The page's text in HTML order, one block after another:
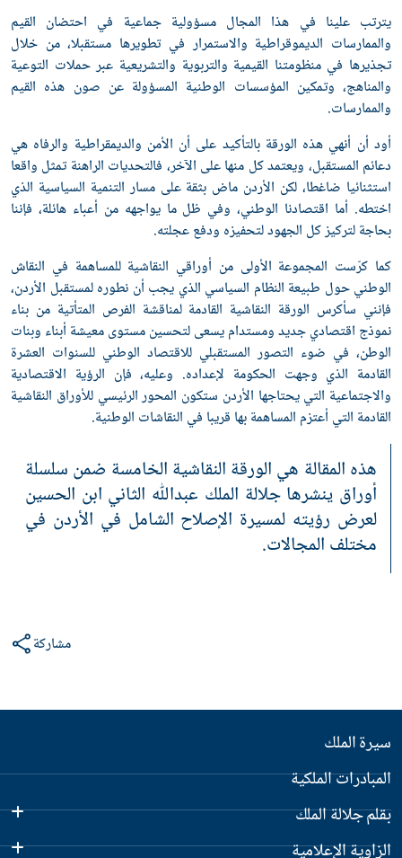
يترتب علينا في هذا المجال مسؤولية جماعية في احتضان القيم
والممارسات الديموقراطية والاستمرار في تطويرها مستقبلا، من خلال
تجذيرها في منظومتنا القيمية والتربوية والتشريعية عبر حملات التوعية
والمناهج، وتمكين المؤسسات الوطنية المسؤولة عن صون هذه القيم
والممارسات.
أود أن أنهي هذه الورقة بالتأكيد على أن الأمن والديمقراطية والرفاه هي
دعائم المستقبل، ويعتمد كل منها على الآخر، فالتحديات الراهنة تمثل واقعا
استثنائيا ضاغطا، لكن الأردن ماض بثقة على مسار التنمية السياسية الذي
اختطه. أما اقتصادنا الوطني، وفي ظل ما يواجهه من أعباء هائلة، فإننا
بحاجة لتركيز كل الجهود لتحفيزه ودفع عجلته.
كما كرّست المجموعة الأولى من أوراقي النقاشية للمساهمة في النقاش
الوطني حول طبيعة النظام السياسي الذي يجب أن نطوره لمستقبل الأردن،
فإنني سأكرس الورقة النقاشية القادمة لمناقشة الفرص المتأتية من بناء
نموذج اقتصادي جديد ومستدام يسعى لتحسين مستوى معيشة أبناء وبنات
الوطن، في ضوء التصور المستقبلي للاقتصاد الوطني للسنوات العشرة
القادمة الذي وجهت الحكومة لإعداده. وعليه، فإن الرؤية الاقتصادية
والاجتماعية التي يحتاجها الأردن ستكون المحور الرئيسي للأوراق النقاشية
القادمة التي أعتزم المساهمة بها قريبا في النقاشات الوطنية.
هذه المقالة هي الورقة النقاشية الخامسة ضمن سلسلة
أوراق ينشرها جلالة الملك عبدﷲ الثاني ابن الحسين
لعرض رؤيته لمسيرة الإصلاح الشامل في الأردن في
مختلف المجالات.
مشاركة
سيرة الملك
المبادرات الملكية
بقلم جلالة الملك
الزاوية الإعلامية